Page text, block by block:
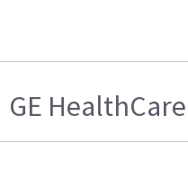
GE HealthCare